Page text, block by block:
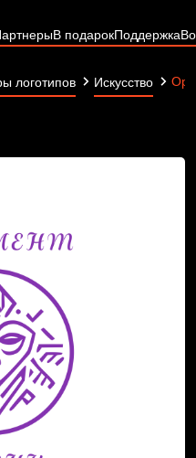
В подарокПоддержка
логотипов Искусство